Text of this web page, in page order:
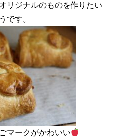
リジナルのものを作りたい
マークがかわいい